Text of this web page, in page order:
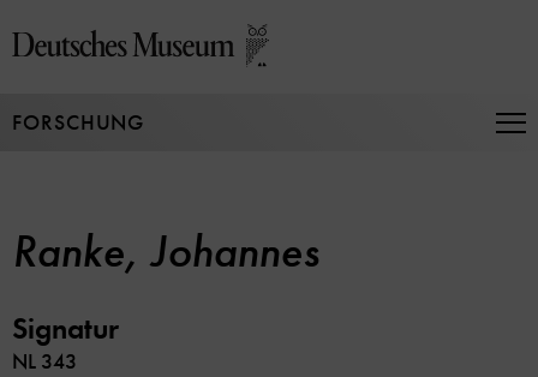
zum
FORSCHUNG
Ranke, Johannes
Signatur
NL 343